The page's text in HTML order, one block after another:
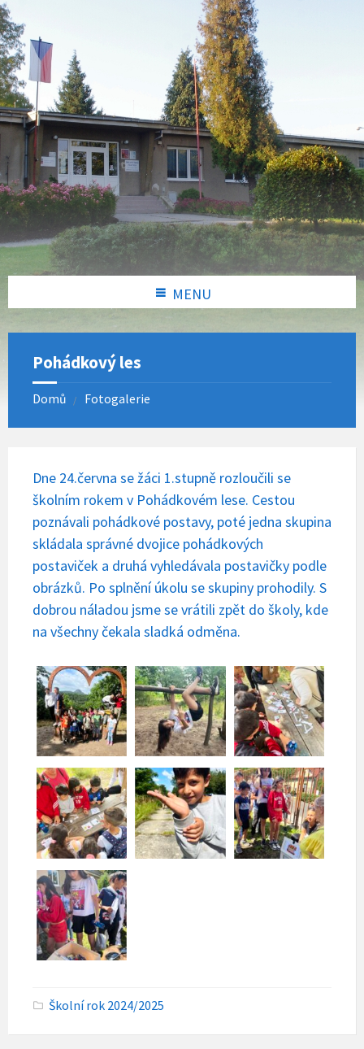
MENU
Pohádkový les
Domů Fotogalerie
Dne 24.června se žáci 1.stupně rozloučili se
školním rokem v Pohádkovém lese. Cestou
poznávali pohádkové postavy, poté jedna skupina
skládala správné dvojice pohádkových
postaviček a druhá vyhledávala postavičky podle
obrázků. Po splnění úkolu se skupiny prohodily. S
dobrou náladou jsme se vrátili zpět do školy, kde
na všechny čekala sladká odměna.
C
Školní rok 2024/2025